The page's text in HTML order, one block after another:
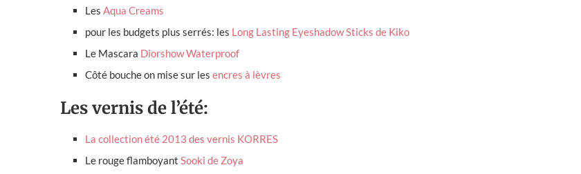
Les Aqua Creams
pour les budgets plus serrés: les Long Lasting Eyeshadow Sticks de Kiko
Le Mascara Diorshow Waterproof
Côté bouche on mise sur les encres à lèvres
Les vernis de l’été:
La collection été 2013 des vernis KORRES
Le rouge flamboyant Sooki de Zoya